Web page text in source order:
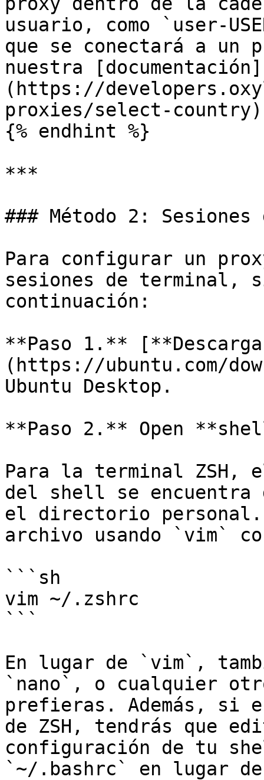
usuario, como `user-
que se conectará a un
nuestra [documentación]
(https://
proxies/select-
{% endhint %}
***
### Método 2:
Para configurar un
sesiones de terminal,
continuación:
**Paso 1.**
(https://ubuntu.com/
Ubuntu Desktop.
**Paso 2.** Open
Para la terminal ZSH,
del shell se encuentra
el directorio personal.
archivo usando `vim`
```sh
vim ~/.zshrc
```
En lugar de `vim`,
`nano`, o cualquier
prefieras. Además, si
de ZSH, tendrás que
configuración de tu
`~/.bashrc` en lugar